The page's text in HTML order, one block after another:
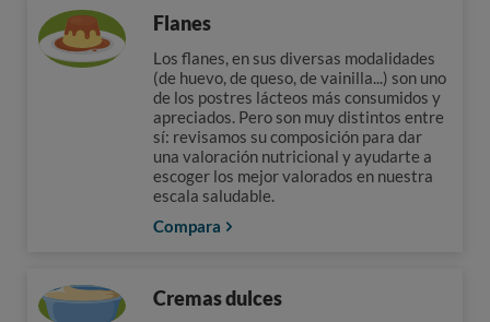
Flanes
Los flanes, en sus diversas modalidades
(de huevo, de queso, de vainilla...) son uno
de los postres lácteos más consumidos y
apreciados. Pero son muy distintos entre
sí: revisamos su composición para dar
una valoración nutricional y ayudarte a
escoger los mejor valorados en nuestra
escala saludable.
Compara
Cremas dulces